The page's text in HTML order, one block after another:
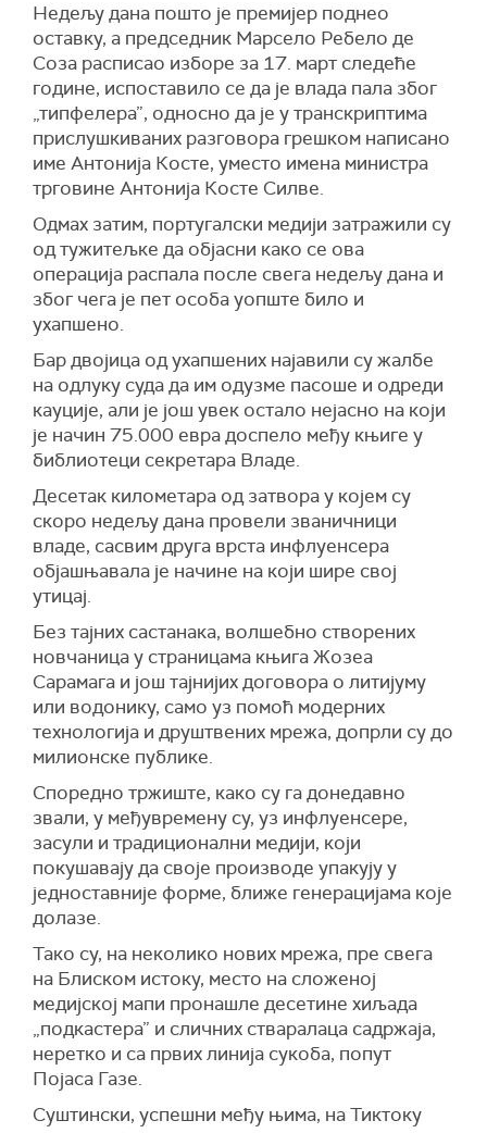
Недељу дана пошто је премијер поднео
оставку, а председник Марсело Ребело де
Соза расписао изборе за 17. март следеће
године, испоставило се да је влада пала због
„типфелера”, односно да је у транскриптима
прислушкиваних разговора грешком написано
име Антонија Косте, уместо имена министра
трговине Антонија Косте Силве.
Одмах затим, португалски медији затражили су
од тужитељке да објасни како се ова
операција распала после свега недељу дана и
због чега је пет особа уопште било и
ухапшено.
Бар двојица од ухапшених најавили су жалбе
на одлуку суда да им одузме пасоше и одреди
кауције, али је још увек остало нејасно на који
је начин 75.000 евра доспело међу књиге у
библиотеци секретара Владе.
Десетак километара од затвора у којем су
скоро недељу дана провели званичници
владе, сасвим друга врста инфлуенсера
објашњавала је начине на који шире свој
утицај.
Без тајних састанака, волшебно створених
новчаница у страницама књига Жозеа
Сарамага и још тајнијих договора о литијуму
или водонику, само уз помоћ модерних
технологија и друштвених мрежа, допрли су до
милионске публике.
Споредно тржиште, како су га донедавно
звали, у међувремену су, уз инфлуенсере,
засули и традиционални медији, који
покушавају да своје производе упакују у
једноставније форме, ближе генерацијама које
долазе.
Тако су, на неколико нових мрежа, пре свега
на Блиском истоку, место на сложеној
медијској мапи пронашле десетине хиљада
„подкастера” и сличних стваралаца садржаја,
неретко и са првих линија сукоба, попут
Појаса Газе.
Суштински, успешни међу њима, на Тиктоку